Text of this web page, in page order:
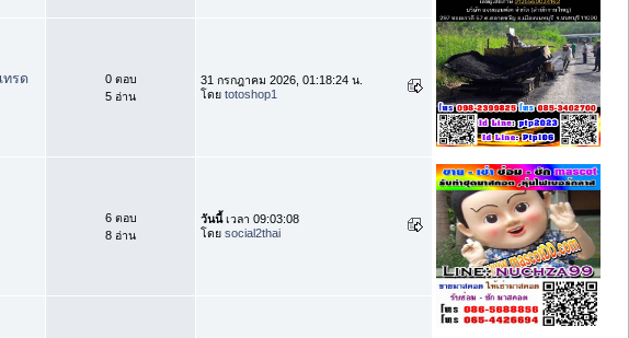
ทรด
0 ตอบ
5 อ่าน
31 กรกฎาคม 2026, 01:18:24 น.
โดย totoshop1
6 ตอบ
8 อ่าน
วันนี้เวลา 09:03:08
โดย social2thai